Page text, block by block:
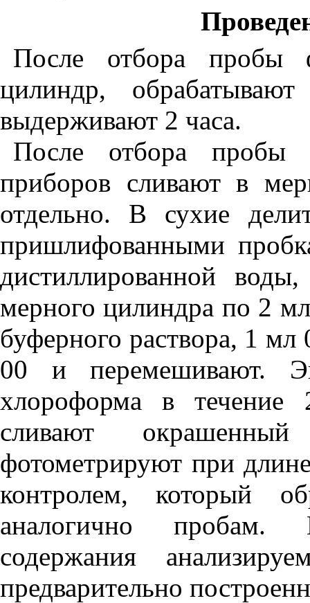
После отбора пробы
цилиндр, о
выдерживают 2 часа.
После отбора пробы
приборов сливают в
отдельно. В сухие
пришлифованными
дистиллированной
мерного цилиндра по 2
буферного раствора, 1
00 и перемешивают.
хлороформа в течение
сливают
фотометрируют при
контролем, который
аналогично пробам.
содержания
предварительно